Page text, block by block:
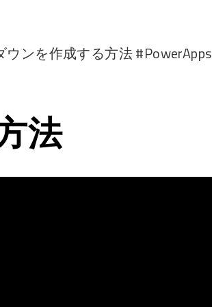
ンを作成する方法 #PowerApps
法